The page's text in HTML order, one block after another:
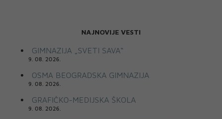
NAJNOVIJE VESTI
GIMNAZIJA „SVETI SAVA“
9. 08. 2026.
OSMA BEOGRADSKA GIMNAZIJA
9. 08. 2026.
GRAFIČKO-MEDIJSKA ŠKOLA
9. 08. 2026.